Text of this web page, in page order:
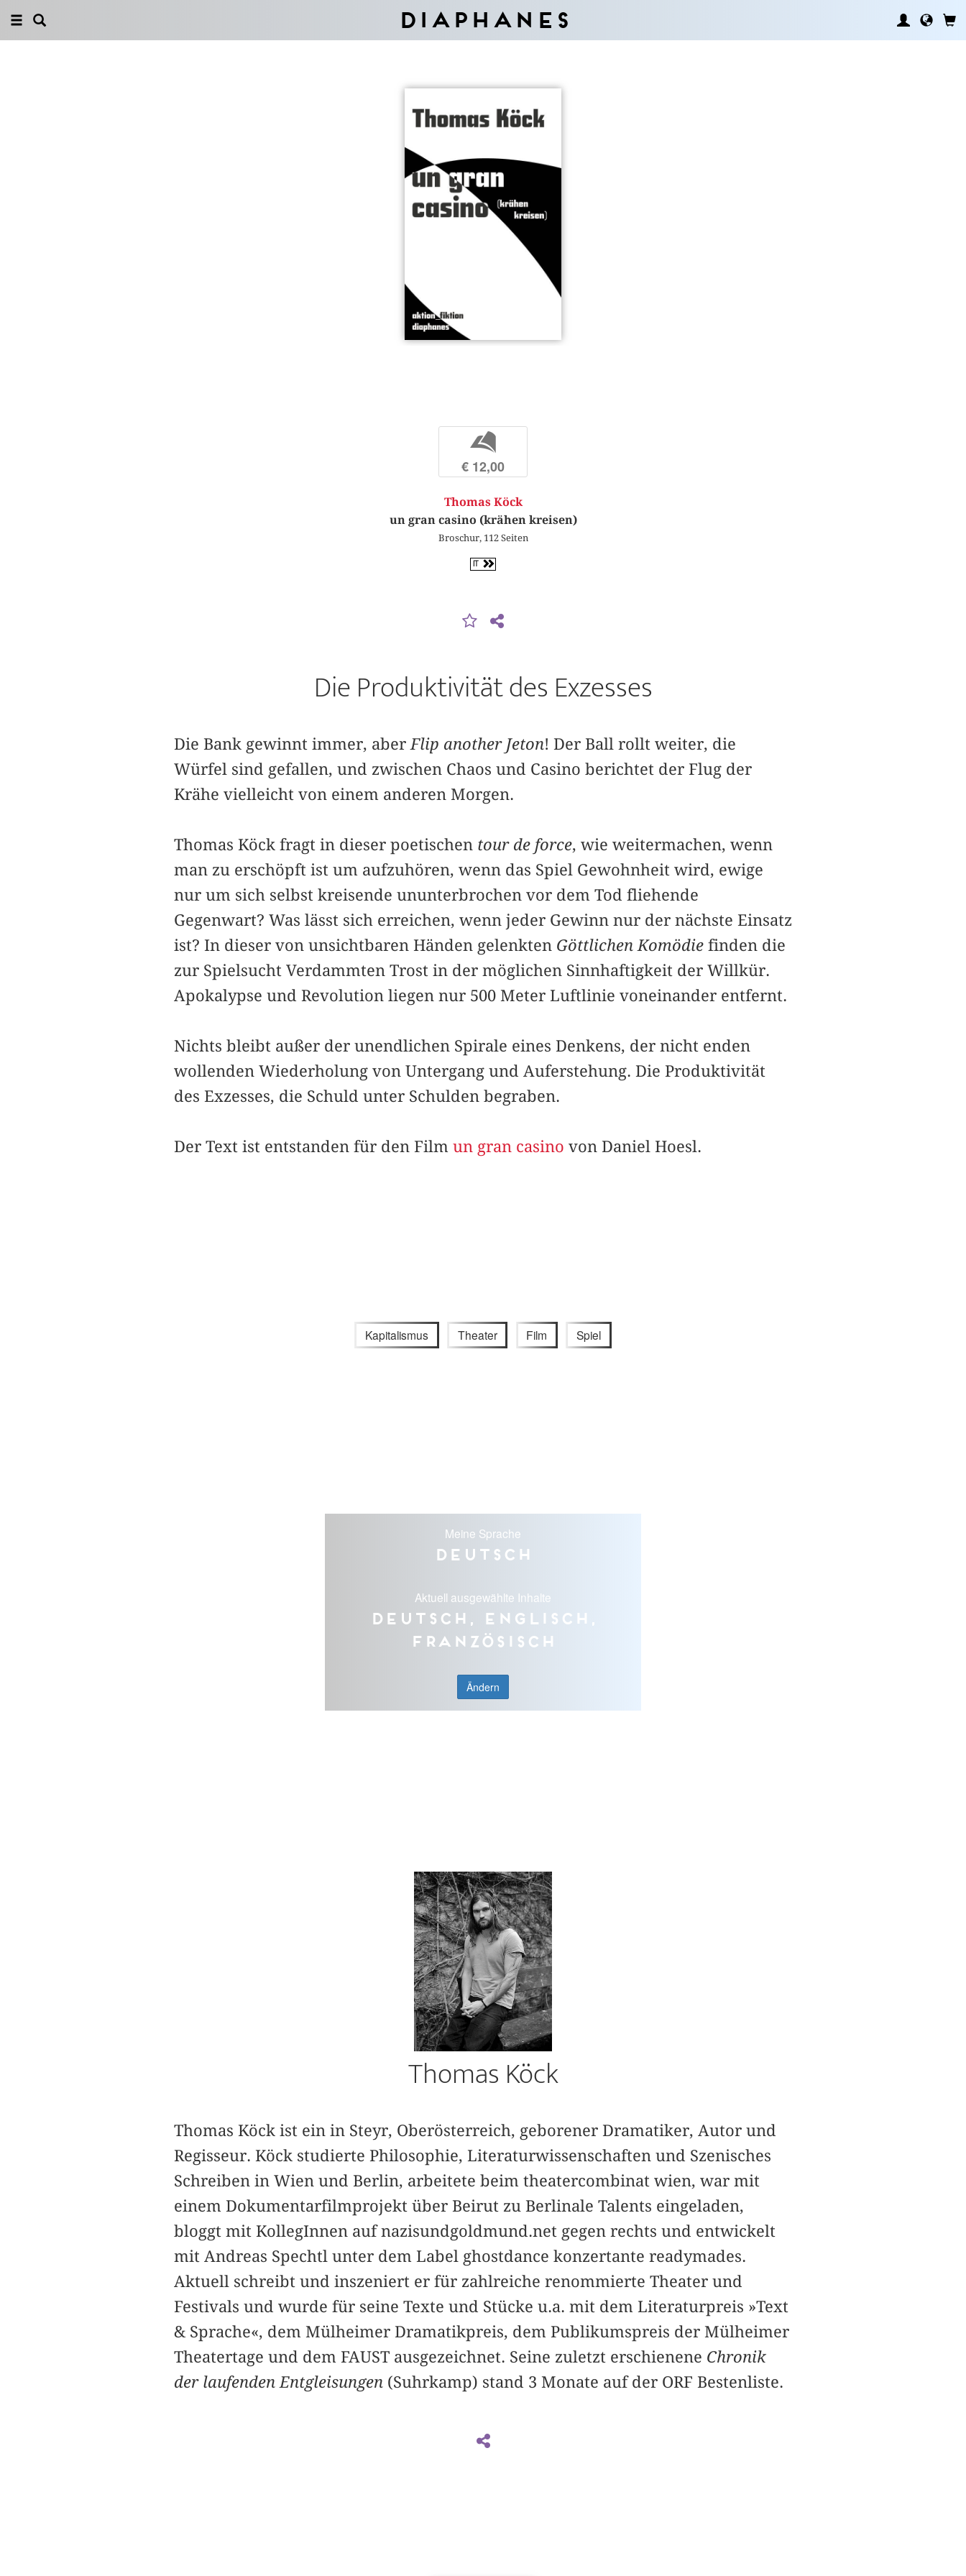
Diaphanes
b
€ 12,00
Thomas Köck
un gran casino (krähen kreisen)
Broschur, 112 Seiten
IT
Die Produk­tivität des Exzesses
Die Bank gewinnt immer, aber Flip another Jeton! Der Ball rollt weiter, die
Würfel sind gefallen, und zwischen Chaos und Casino berichtet der Flug der
Krähe vielleicht von einem anderen Morgen.
Thomas Köck fragt in dieser poetischen tour de force, wie weitermachen, wenn
man zu erschöpft ist um aufzuhören, wenn das Spiel Gewohnheit wird, ewige
nur um sich selbst kreisende ununterbrochen vor dem Tod fliehende
Gegenwart? Was lässt sich er­reichen, wenn jeder Gewinn nur der nächste ­Einsatz
ist? In dieser von unsichtbaren Händen gelenkten Göttlichen Komödiefinden die
zur ­Spielsucht Verdammten Trost in der möglichen Sinnhaftigkeit der Willkür.
Apokalypse und Revolution liegen nur 500 Meter Luftlinie voneinander entfernt.
Nichts bleibt außer der unendlichen Spirale eines Denkens, der nicht enden
wollenden Wiederholung von Untergang und Auferstehung. Die Produk­tivität
des Exzesses, die Schuld unter Schulden begraben.
Der Text ist entstanden für den Film un gran casino von Daniel Hoesl.
Kapitalismus Theater Film Spiel
Meine Sprache
Deutsch
Aktuell ausgewählte Inhalte
Deutsch, Englisch,
Französisch
Ändern
Thomas Köck
Thomas Köck ist ein in Steyr, Oberösterreich, geborener Dramatiker, Autor und
Regisseur. Köck studierte Philosophie, Literaturwissenschaften und Szenisches
Schreiben in Wien und Berlin, arbeitete beim theatercombinat wien, war mit
einem Dokumentarfilmprojekt über Beirut zu Berlinale Talents eingeladen,
bloggt mit KollegInnen auf nazisundgoldmund.net gegen rechts und entwickelt
mit Andreas Spechtl unter dem Label ghostdance konzertante readymades.
Aktuell schreibt und inszeniert er für zahlreiche renommierte Theater und
Festivals und wurde für seine Texte und Stücke u.a. mit dem Literaturpreis »Text
& Sprache«, dem Mülheimer Dramatikpreis, dem Publikumspreis der Mülheimer
Theatertage und dem FAUST ausgezeichnet. Seine zuletzt erschienene Chronik
der laufenden Entgleisungen(Suhrkamp) stand 3 Monate auf der ORF Bestenliste.